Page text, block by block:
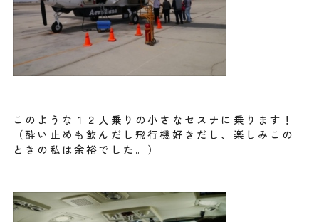
このような１２人乗りの小さなセスナに乗ります！
（酔い止めも飲んだし飛行機好きだし、楽しみこの
ときの私は余裕でした。）